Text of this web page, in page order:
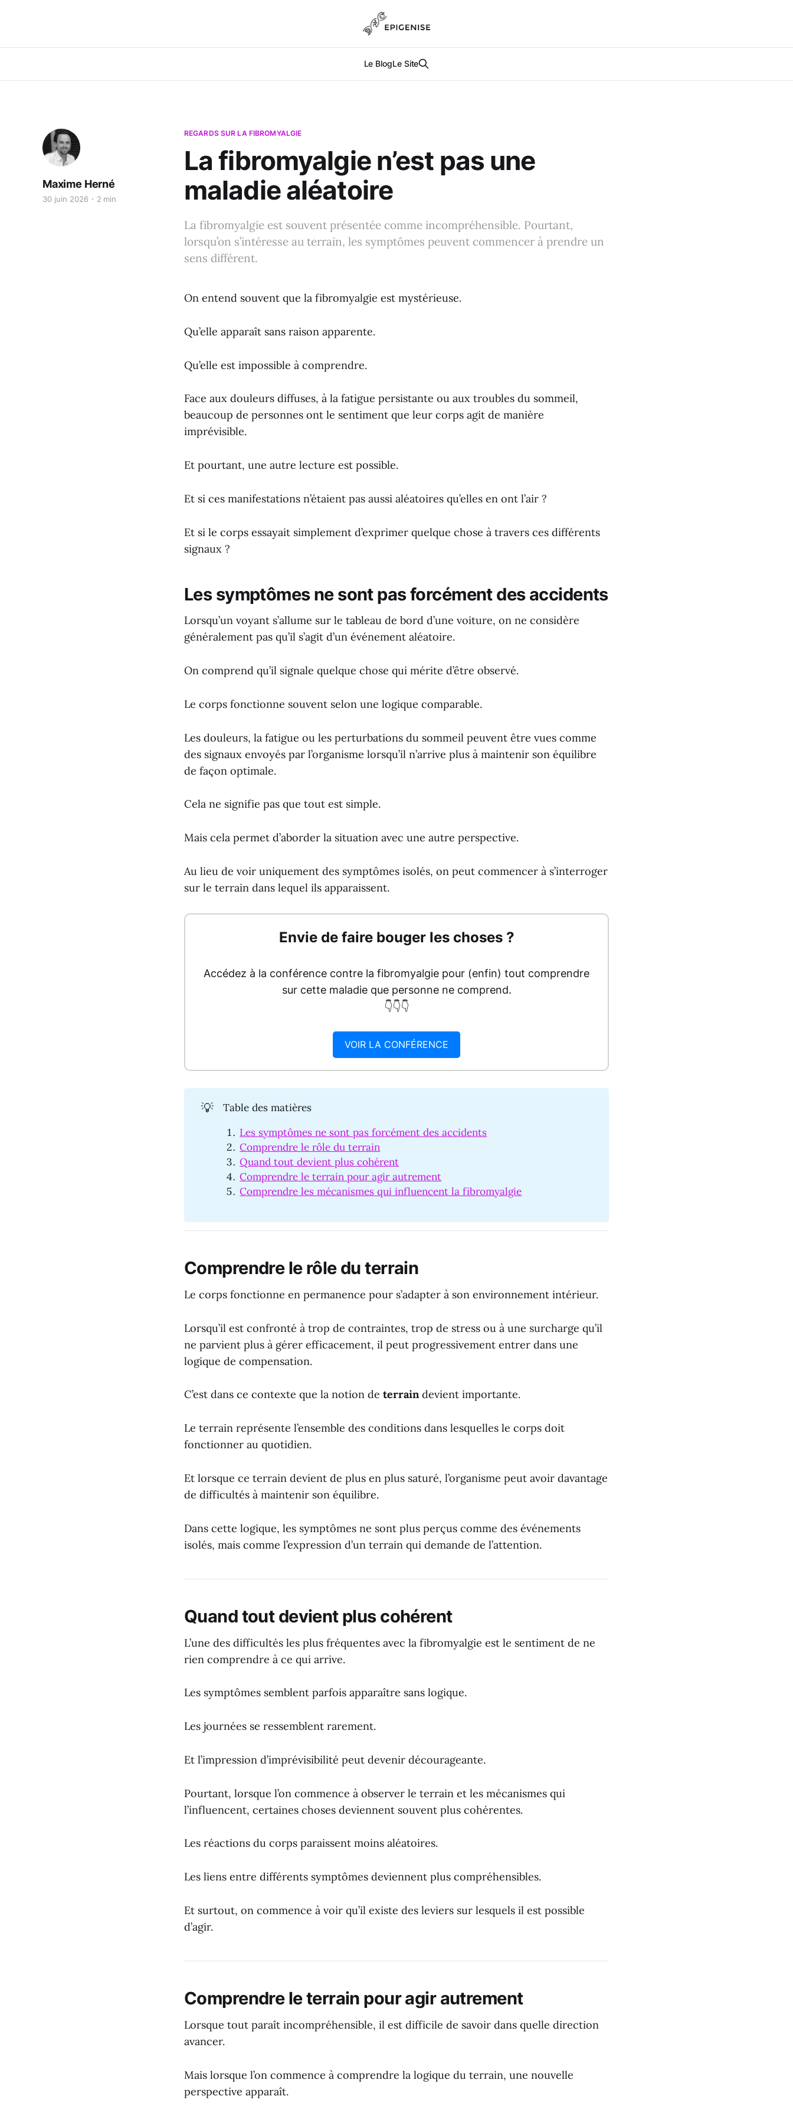
Le BlogLe Site
REGARDS SUR LA FIBROMYALGIE
La fibromyalgie n’est pas une
maladie aléatoire
La fibromyalgie est souvent présentée comme incompréhensible. Pourtant,
lorsqu’on s’intéresse au terrain, les symptômes peuvent commencer à prendre un
sens différent.
Maxime Herné
30 juin 2026 2 min
On entend souvent que la fibromyalgie est mystérieuse.
Qu’elle apparaît sans raison apparente.
Qu’elle est impossible à comprendre.
Face aux douleurs diffuses, à la fatigue persistante ou aux troubles du sommeil,
beaucoup de personnes ont le sentiment que leur corps agit de manière
imprévisible.
Et pourtant, une autre lecture est possible.
Et si ces manifestations n’étaient pas aussi aléatoires qu’elles en ont l’air ?
Et si le corps essayait simplement d’exprimer quelque chose à travers ces différents
signaux ?
Les symptômes ne sont pas forcément des accidents
Lorsqu’un voyant s’allume sur le tableau de bord d’une voiture, on ne considère
généralement pas qu’il s’agit d’un événement aléatoire.
On comprend qu’il signale quelque chose qui mérite d’être observé.
Le corps fonctionne souvent selon une logique comparable.
Les douleurs, la fatigue ou les perturbations du sommeil peuvent être vues comme
des signaux envoyés par l’organisme lorsqu’il n’arrive plus à maintenir son équilibre
de façon optimale.
Cela ne signifie pas que tout est simple.
Mais cela permet d’aborder la situation avec une autre perspective.
Au lieu de voir uniquement des symptômes isolés, on peut commencer à s’interroger
sur le terrain dans lequel ils apparaissent.
Envie de faire bouger les choses ?
Accédez à la conférence contre la fibromyalgie pour (enfin) tout comprendre
sur cette maladie que personne ne comprend.
👇👇👇
VOIR LA CONFÉRENCE
💡
Table des matières
Les symptômes ne sont pas forcément des accidents
Comprendre le rôle du terrain
Quand tout devient plus cohérent
Comprendre le terrain pour agir autrement
Comprendre les mécanismes qui influencent la fibromyalgie
Comprendre le rôle du terrain
Le corps fonctionne en permanence pour s’adapter à son environnement intérieur.
Lorsqu’il est confronté à trop de contraintes, trop de stress ou à une surcharge qu’il
ne parvient plus à gérer efficacement, il peut progressivement entrer dans une
logique de compensation.
C’est dans ce contexte que la notion de terraindevient importante.
Le terrain représente l’ensemble des conditions dans lesquelles le corps doit
fonctionner au quotidien.
Et lorsque ce terrain devient de plus en plus saturé, l’organisme peut avoir davantage
de difficultés à maintenir son équilibre.
Dans cette logique, les symptômes ne sont plus perçus comme des événements
isolés, mais comme l’expression d’un terrain qui demande de l’attention.
Quand tout devient plus cohérent
L’une des difficultés les plus fréquentes avec la fibromyalgie est le sentiment de ne
rien comprendre à ce qui arrive.
Les symptômes semblent parfois apparaître sans logique.
Les journées se ressemblent rarement.
Et l’impression d’imprévisibilité peut devenir décourageante.
Pourtant, lorsque l’on commence à observer le terrain et les mécanismes qui
l’influencent, certaines choses deviennent souvent plus cohérentes.
Les réactions du corps paraissent moins aléatoires.
Les liens entre différents symptômes deviennent plus compréhensibles.
Et surtout, on commence à voir qu’il existe des leviers sur lesquels il est possible
d’agir.
Comprendre le terrain pour agir autrement
Lorsque tout paraît incompréhensible, il est difficile de savoir dans quelle direction
avancer.
Mais lorsque l’on commence à comprendre la logique du terrain, une nouvelle
perspective apparaît.